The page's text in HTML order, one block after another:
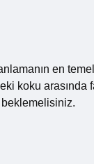
en
koku arasında